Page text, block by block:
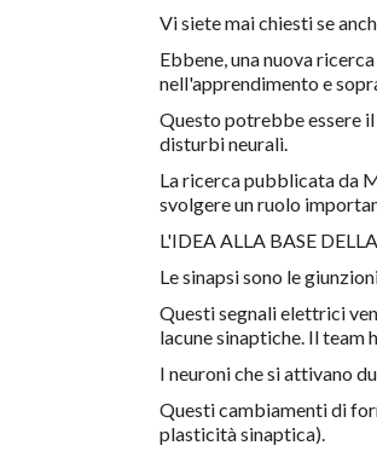
Vi siete mai chiesti se
Ebbene, una nuova
nell'apprendimento e
Questo potrebbe essere
disturbi neurali.
La ricerca pubblicata da
svolgere un ruolo
L'IDEA ALLA BASE
Le sinapsi sono le
Questi segnali elettrici
lacune sinaptiche. Il
I neuroni che si attivano
Questi cambiamenti di
plasticità sinaptica).